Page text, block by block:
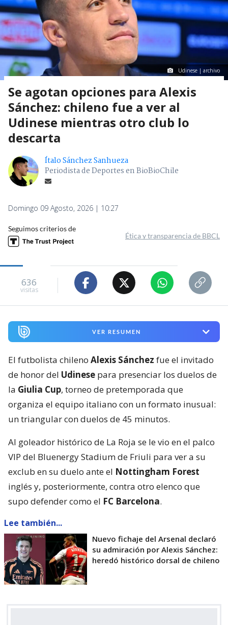
Udinese | archivo
Se agotan opciones para Alexis
Sánchez: chileno fue a ver al
Udinese mientras otro club lo
descarta
Ítalo Sánchez Sanhueza
Periodista de Deportes en BioBioChile
Domingo 09 Agosto, 2026 | 10:27
Seguimos criterios de
Ética y transparencia de BBCL
636
visitas
VER RESUMEN
El futbolista chileno Alexis Sánchez fue el invitado
de honor del Udinese para presenciar los duelos de
la Giulia Cup, torneo de pretemporada que
organiza el equipo italiano con un formato inusual:
un triangular con duelos de 45 minutos.
Al goleador histórico de La Roja se le vio en el palco
VIP del Bluenergy Stadium de Friuli para ver a su
exclub en su duelo ante el Nottingham Forest
inglés y, posteriormente, contra otro elenco que
supo defender como el FC Barcelona.
Lee también...
Nuevo fichaje del Arsenal declaró
su admiración por Alexis Sánchez:
heredó histórico dorsal de chileno